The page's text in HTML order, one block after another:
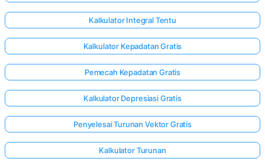
Kalkulator Integral Tentu
Kalkulator Kepadatan Gratis
Pemecah Kepadatan Gratis
Kalkulator Depresiasi Gratis
Penyelesai Turunan Vektor Gratis
Kalkulator Turunan